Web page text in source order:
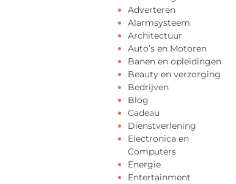
Adverteren
Alarmsysteem
Architectuur
Auto’s en Motoren
Banen en opleidingen
Beauty en verzorging
Bedrijven
Blog
Cadeau
Dienstverlening
Electronica en
Computers
Energie
Entertainment